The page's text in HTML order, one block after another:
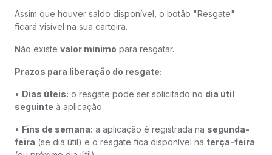
Assim que houver saldo disponível, o botão "Resgate"
ficará visível na sua carteira.
Não existe valor mínimo para resgatar.
Prazos para liberação do resgate:
• Dias úteis: o resgate pode ser solicitado no dia útil
seguinte à aplicação
• Fins de semana: a aplicação é registrada na segunda-
feira (se dia útil) e o resgate fica disponível na terça-feira